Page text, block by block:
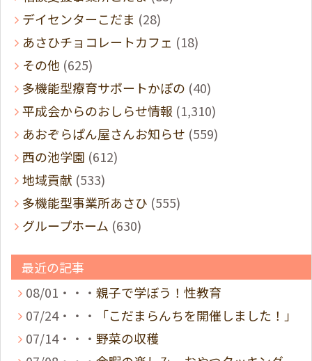
デイセンターこだま (28)
あさひチョコレートカフェ (18)
その他 (625)
多機能型療育サポートかぽの (40)
平成会からのおしらせ情報 (1,310)
あおぞらぱん屋さんお知らせ (559)
西の池学園 (612)
地域貢献 (533)
多機能型事業所あさひ (555)
グループホーム (630)
最近の記事
08/01・・・ 親子で学ぼう！性教育
07/24・・・
「こだまらんちを開催しました！」
07/14・・・ 野菜の収穫